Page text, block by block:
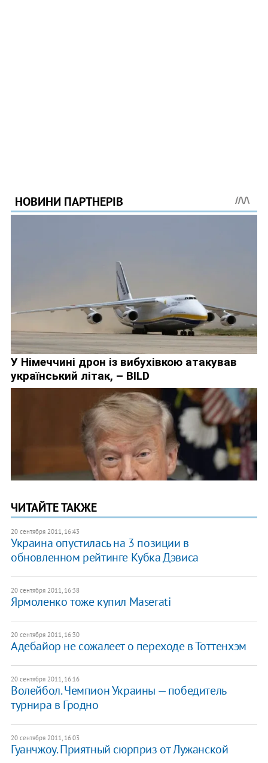
ЧИТАЙТЕ ТАКЖЕ
20 сентября 2011, 16:43
Украина опустилась на 3 позиции в
обновленном рейтинге Кубка Дэвиса
20 сентября 2011, 16:38
Ярмоленко тоже купил Maserati
20 сентября 2011, 16:30
Адебайор не сожалеет о переходе в Тоттенхэм
20 сентября 2011, 16:16
Волейбол. Чемпион Украины — победитель
турнира в Гродно
20 сентября 2011, 16:03
Гуанчжоу. Приятный сюрприз от Лужанской